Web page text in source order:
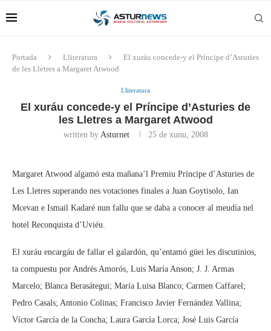
Portada Lliteratura
El xuráu concede-y el Príncipe d’Asturies
de les Lletres a Margaret Atwood
Lliteratura
El xuráu concede-y el Príncipe d’Asturies de
les Lletres a Margaret Atwood
written by Asturnet 25 de xunu, 2008
Margaret Atwood algamó esta mañana’l Premiu Príncipe d’Asturies de
Les Lletres superando nes votaciones finales a Juan Goytisolo, Ian
Mcevan e Ismail Kadaré nun fallu que se daba a conocer al meudía nel
hotel Reconquista d’Uviéu.
El xuráu encargáu de fallar el galardón, qu’entamó güei les discutinios,
ta compuestu por Andrés Amorós, Luis María Anson; J. J. Armas
Marcelo; Blanca Berasátegui; María Luisa Blanco; Carmen Caffarel;
Pedro Casals; Antonio Colinas; Francisco Javier Fernández Vallina;
Víctor García de la Concha; Laura García Lorca; José Luis García